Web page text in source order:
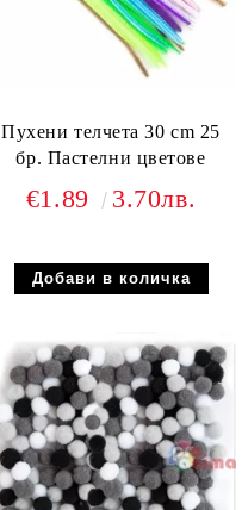
Пухени телчета 30 cm 25
бр. Пастелни цветове
€1.89 3.70лв.